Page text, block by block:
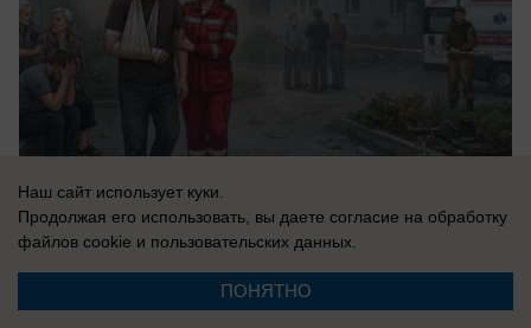
07.08.2026
Наш сайт использует куки.
Продолжая его использовать, вы даете согласие на обработку
файлов cookie и пользовательских данных.
ПОНЯТНО